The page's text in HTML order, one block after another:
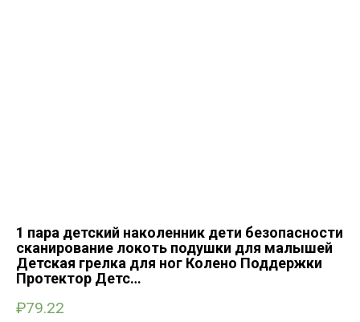
1 пара детский наколенник дети безопасности
сканирование локоть подушки для малышей
Детская грелка для ног Колено Поддержки
Протектор Детс…
₽79.22